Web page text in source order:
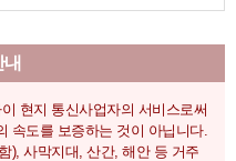
현지 통신사업자의 서비스로써
속도를 보증하는 것이 아닙니다.
), 사막지대, 산간, 해안 등 거주